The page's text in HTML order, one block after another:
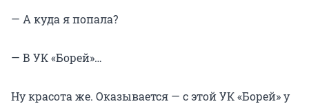
— А куда я попала?
— В УК «Борей»…
Ну красота же. Оказывается — с этой УК «Борей» у